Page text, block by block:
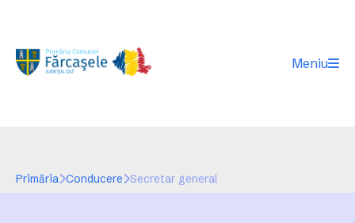
Meniu
Primăria Conducere Secretar general